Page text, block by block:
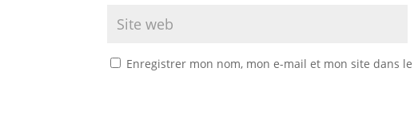
Enregistrer mon nom, mon e-mail et mon site dans